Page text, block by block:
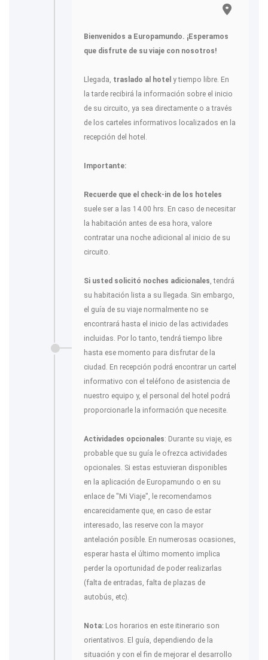
Bienvenidos a Europamundo. ¡Esperamos
que disfrute de su viaje con nosotros!
Llegada, traslado al hotel y tiempo libre. En
la tarde recibirá la información sobre el inicio
de su circuito, ya sea directamente o a través
de los carteles informativos localizados en la
recepción del hotel.
Importante:
Recuerde que el check-in de los hoteles
suele ser a las 14.00 hrs. En caso de necesitar
la habitación antes de esa hora, valore
contratar una noche adicional al inicio de su
circuito.
Si usted solicitó noches adicionales, tendrá
su habitación lista a su llegada. Sin embargo,
el guía de su viaje normalmente no se
encontrará hasta el inicio de las actividades
incluidas. Por lo tanto, tendrá tiempo libre
hasta ese momento para disfrutar de la
ciudad. En recepción podrá encontrar un cartel
informativo con el teléfono de asistencia de
nuestro equipo y, el personal del hotel podrá
proporcionarle la información que necesite.
Actividades opcionales: Durante su viaje, es
probable que su guía le ofrezca actividades
opcionales. Si estas estuvieran disponibles
en la aplicación de Europamundo o en su
enlace de "Mi Viaje", le recomendamos
encarecidamente que, en caso de estar
interesado, las reserve con la mayor
antelación posible. En numerosas ocasiones,
esperar hasta el último momento implica
perder la oportunidad de poder realizarlas
(falta de entradas, falta de plazas de
autobús, etc).
Nota: Los horarios en este itinerario son
orientativos. El guía, dependiendo de la
situación y con el fin de mejorar el desarrollo